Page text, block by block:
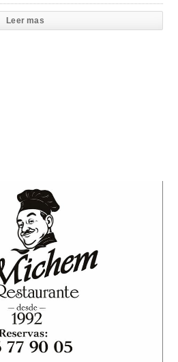
Leer mas